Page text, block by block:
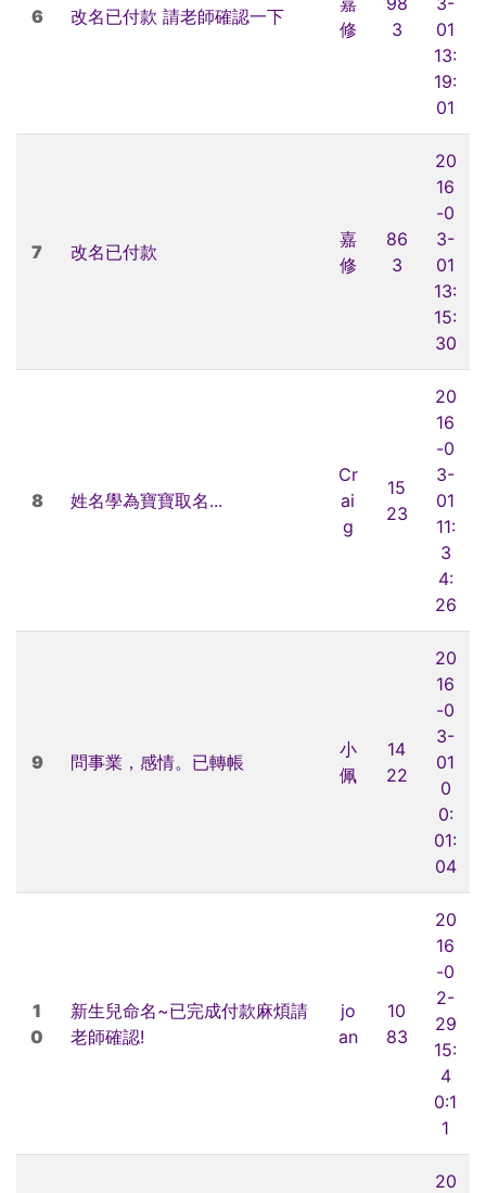
6 改名已付款 請老師確認一下
修
3
01
13:
19:
01
7 改名已付款
嘉
修
86
3
20
16
-0
3-
01
13:
15:
30
8 姓名學為寶寶取名...
Cr
ai
g
15
23
20
16
-0
3-
01
11:
3
4:
26
9 問事業，感情。已轉帳
小
佩
14
22
20
16
-0
3-
01
0
0:
01:
04
1
0
新生兒命名~已完成付款麻煩請
老師確認!
jo
an
10
83
20
16
-0
2-
29
15:
4
0:1
1
20